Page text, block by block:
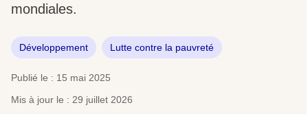
mondiales.
Développement Lutte contre la pauvreté
Publié le : 15 mai 2025
Mis à jour le : 29 juillet 2026